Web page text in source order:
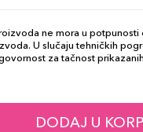
ne mora u
U slučaju tehničkih
za tačnost
DODAJ U